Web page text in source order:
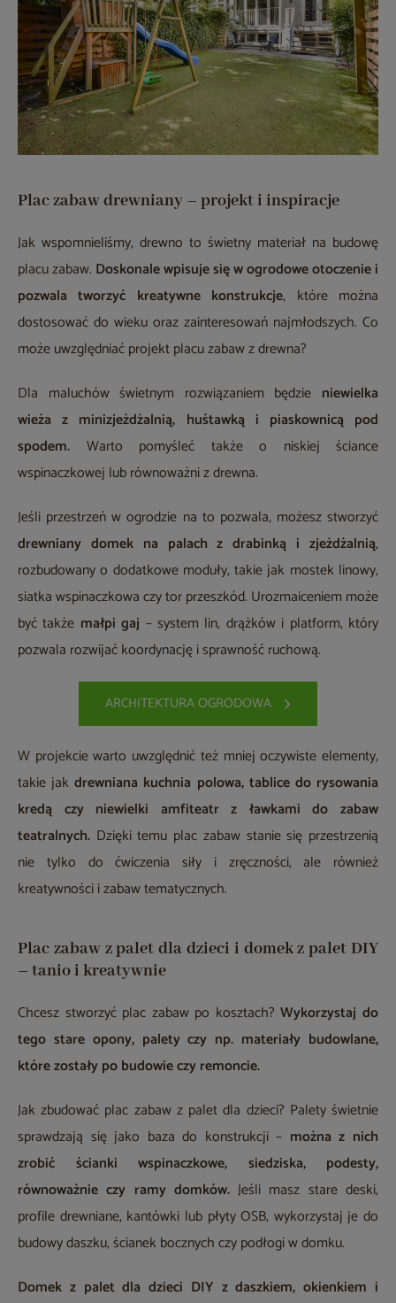
Plac zabaw drewniany – projekt i inspiracje
Jak wspomnieliśmy, drewno to świetny materiał na budowę
placu zabaw. Doskonale wpisuje się w ogrodowe otoczenie i
pozwala tworzyć kreatywne konstrukcje, które można
dostosować do wieku oraz zainteresowań najmłodszych. Co
może uwzględniać projekt placu zabaw z drewna?
Dla maluchów świetnym rozwiązaniem będzie niewielka
wieża z minizjeżdżalnią, huśtawką i piaskownicą pod
spodem. Warto pomyśleć także o niskiej ściance
wspinaczkowej lub równoważni z drewna.
Jeśli przestrzeń w ogrodzie na to pozwala, możesz stworzyć
drewniany domek na palach z drabinką i zjeżdżalnią,
rozbudowany o dodatkowe moduły, takie jak mostek linowy,
siatka wspinaczkowa czy tor przeszkód. Urozmaiceniem może
być także małpi gaj – system lin, drążków i platform, który
pozwala rozwijać koordynację i sprawność ruchową.
ARCHITEKTURA OGRODOWA
W projekcie warto uwzględnić też mniej oczywiste elementy,
takie jakdrewniana kuchnia polowa, tablice do rysowania
kredą czy niewielki amfiteatr z ławkami do zabaw
teatralnych. Dzięki temu plac zabaw stanie się przestrzenią
nie tylko do ćwiczenia siły i zręczności, ale również
kreatywności i zabaw tematycznych.
Plac zabaw z palet dla dzieci i domek z palet DIY
– tanio i kreatywnie
Chcesz stworzyć plac zabaw po kosztach?Wykorzystaj do
tego stare opony, palety czy np. materiały budowlane,
które zostały po budowie czy remoncie.
Jak zbudować plac zabaw z palet dla dzieci? Palety świetnie
sprawdzają się jako baza do konstrukcji – można z nich
zrobić ścianki wspinaczkowe, siedziska, podesty,
równoważnie czy ramy domków.Jeśli masz stare deski,
profile drewniane, kantówki lub płyty OSB, wykorzystaj je do
budowy daszku, ścianek bocznych czy podłogi w domku.
Domek z palet dla dzieci DIY z daszkiem, okienkiem i